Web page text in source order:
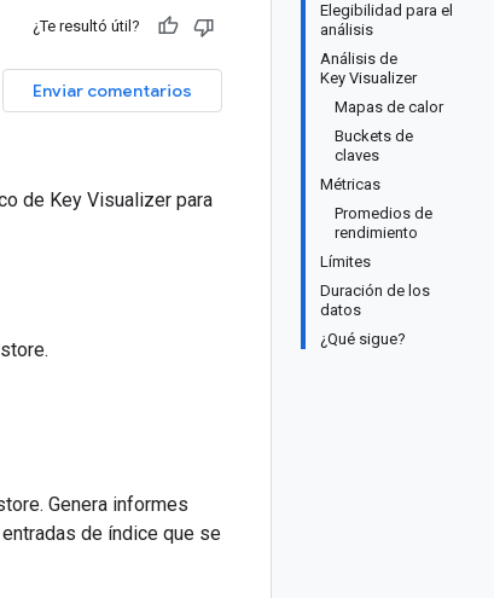
Elegibilidad para el
análisis
Análisis de
Key Visualizer
Mapas de calor
Buckets de
claves
Métricas
Promedios de
rendimiento
Límites
Duración de los
datos
¿Qué sigue?
¿Te resultó útil?
Enviar comentarios
de Key Visualizer para
Genera informes
de índice que se